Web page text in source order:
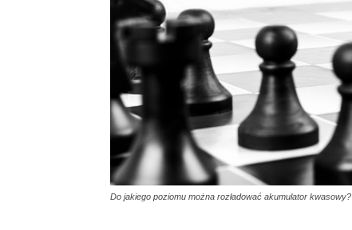
Do jakiego poziomu można rozładować akumulator kwasowy?